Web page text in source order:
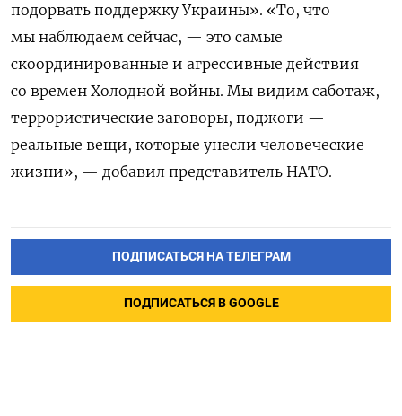
подорвать поддержку Украины». «То, что
мы наблюдаем сейчас, — это самые
скоординированные и агрессивные действия
со времен Холодной войны. Мы видим саботаж,
террористические заговоры, поджоги —
реальные вещи, которые унесли человеческие
жизни», — добавил представитель НАТО.
ПОДПИСАТЬСЯ НА ТЕЛЕГРАМ
ПОДПИСАТЬСЯ В GOOGLE